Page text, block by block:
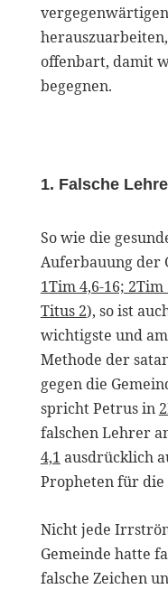
offenbart, damit
begegnen.
1. Falsche Lehre
So wie die
Auferbauung der
1Tim 4,6-16;
Titus 2), so ist
wichtigste und
Methode der
gegen die
spricht Petrus in
falschen Lehrer
4,1 ausdrücklich
Propheten für die
Nicht jede
Gemeinde hatte
falsche Zeichen